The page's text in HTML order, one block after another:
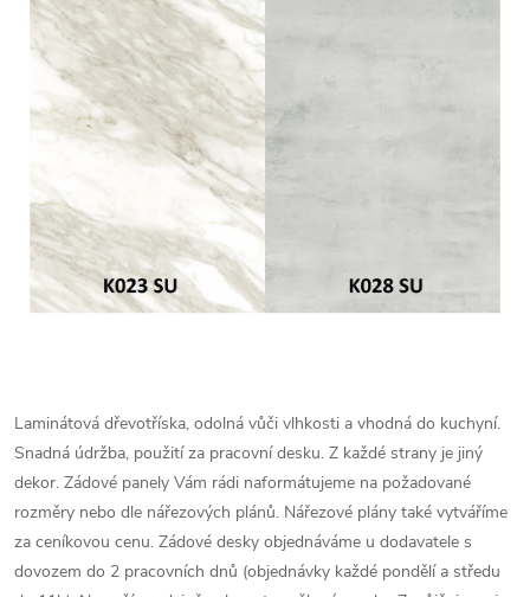
Laminátová dřevotříska, odolná vůči vlhkosti a vhodná do kuchyní.
Snadná údržba, použití za pracovní desku. Z každé strany je jiný
dekor. Zádové panely Vám rádi naformátujeme na požadované
rozměry nebo dle nářezových plánů. Nářezové plány také vytváříme
za ceníkovou cenu. Zádové desky objednáváme u dodavatele s
dovozem do 2 pracovních dnů (objednávky každé pondělí a středu